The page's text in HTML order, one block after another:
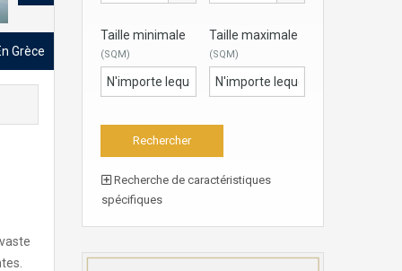
Grèce
Taille minimale
(SQM)
Taille maximale
(SQM)
Recherche de caractéristiques
spécifiques